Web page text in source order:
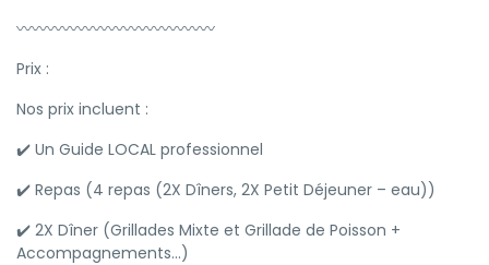
〰️〰️〰️〰️〰️〰️〰️〰️〰️〰️〰️〰️〰️
Prix :
Nos prix incluent :
✔️ Un Guide LOCAL professionnel
✔️ Repas (4 repas (2X Dîners, 2X Petit Déjeuner – eau))
✔️ 2X Dîner (Grillades Mixte et Grillade de Poisson +
Accompagnements...)